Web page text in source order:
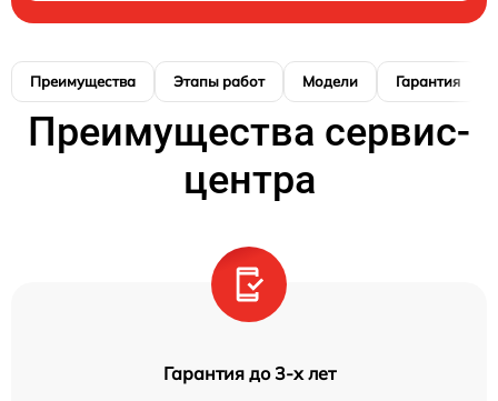
Преимущества Этапы работ Модели Гарантия
Преимущества сервис-
центра
Гарантия до 3-х лет